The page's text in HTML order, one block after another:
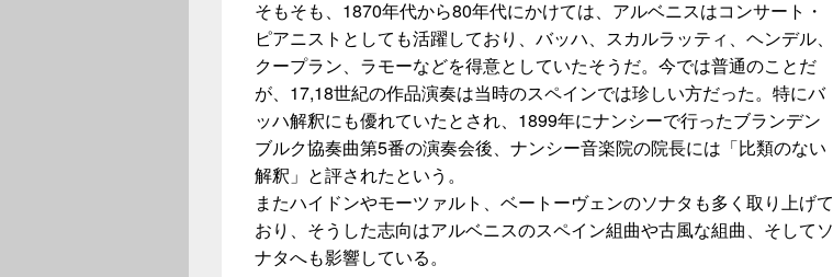
そもそも、1870年代から80年代にかけては、アルベニスはコンサート・
ピアニストとしても活躍しており、バッハ、スカルラッティ、ヘンデル、
クープラン、ラモーなどを得意としていたそうだ。今では普通のことだ
が、17,18世紀の作品演奏は当時のスペインでは珍しい方だった。特にバ
ッハ解釈にも優れていたとされ、1899年にナンシーで行ったブランデン
ブルク協奏曲第5番の演奏会後、ナンシー音楽院の院長には「比類のない
解釈」と評されたという。
またハイドンやモーツァルト、ベートーヴェンのソナタも多く取り上げて
おり、そうした志向はアルベニスのスペイン組曲や古風な組曲、そしてソ
ナタへも影響している。